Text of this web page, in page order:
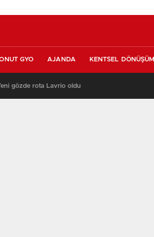
GYO AJANDA KENTSEL DÖNÜŞÜM
Yeni gözde rota Lavrio oldu